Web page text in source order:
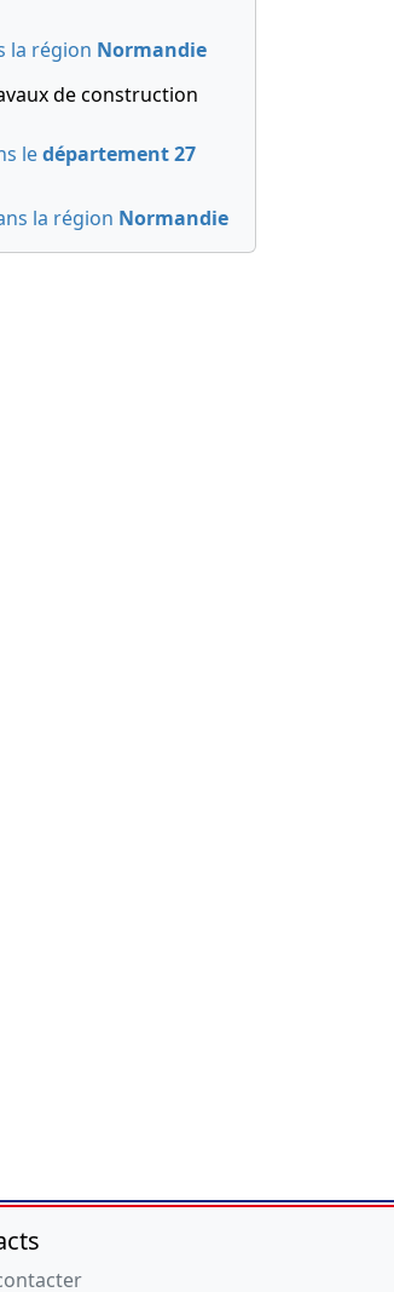
la région Normandie
de construction
ledépartement 27
la région Normandie